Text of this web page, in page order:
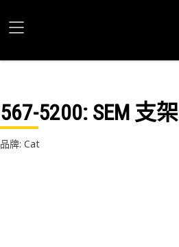
567-5200: SEM 支架
品牌: Cat